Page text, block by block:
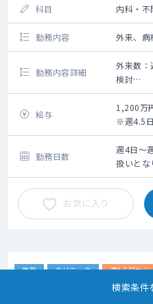
科目 内科・不
勤務内容 外来、病
勤務内容詳細
外来数
検討
【担当業
外来：0
外来数
担当病棟
給与
1,200万
※週4.5
万円～
※年次、
残り当番
勤務日数
週4日～
扱いとな
お気に入り
常勤 クリニック 週4.5日から
院長・管理職募集検索条件